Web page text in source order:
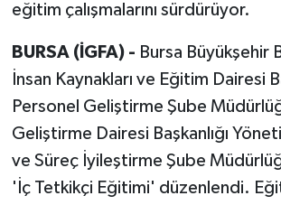
eğitim çalışmalarını sürdürüyor.
BURSA (İGFA) - Bursa Büyükşehir
İnsan Kaynakları ve Eğitim Dairesi
Personel Geliştirme Şube
Geliştirme Dairesi Başkanlığı
ve Süreç İyileştirme Şube
'İç Tetkikçi Eğitimi' düzenlendi.